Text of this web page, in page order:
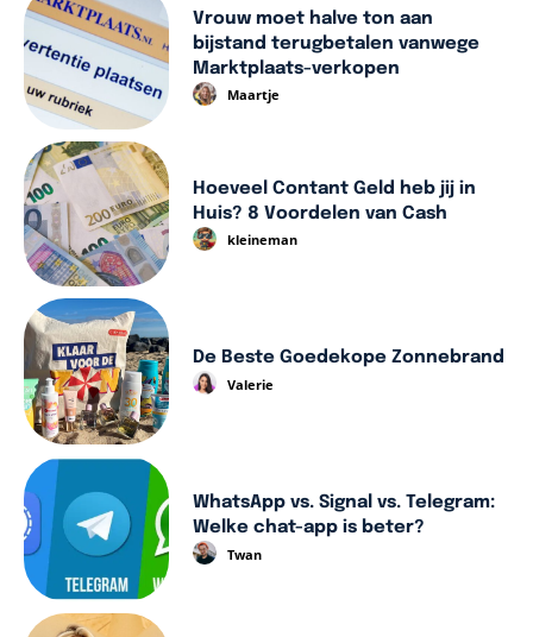
Vrouw moet halve ton aan
bijstand terugbetalen vanwege
Marktplaats-verkopen
Maartje
Hoeveel Contant Geld heb jij in
Huis? 8 Voordelen van Cash
kleineman
De Beste Goedekope Zonnebrand
Valerie
WhatsApp vs. Signal vs. Telegram:
Welke chat-app is beter?
Twan